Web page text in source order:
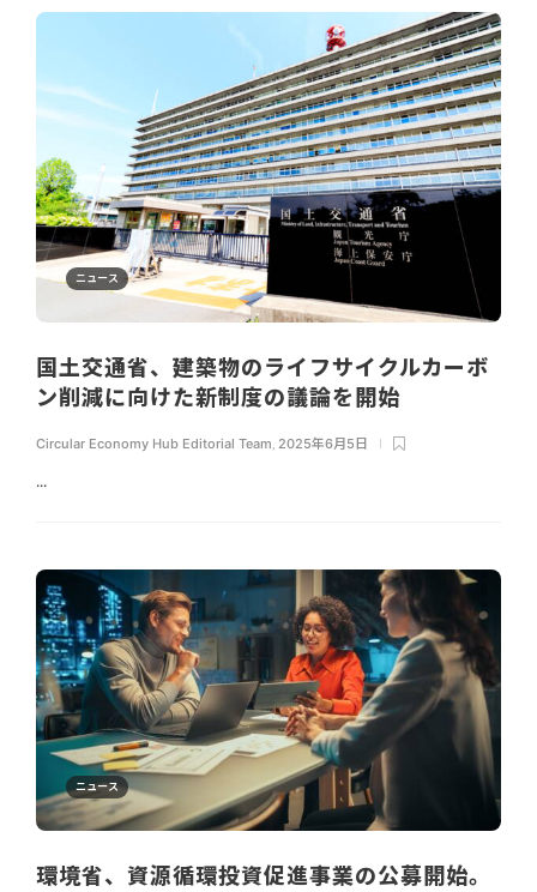
ニュース
国土交通省、建築物のライフサイクルカーボ
ン削減に向けた新制度の議論を開始
Circular Economy Hub Editorial Team 2025年6月5日
...
ニュース
環境省、資源循環投資促進事業の公募開始。